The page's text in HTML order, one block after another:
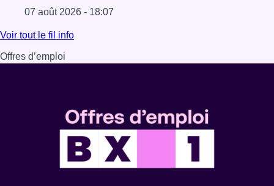
07 août 2026 - 18:07
Lire l'article Les Bruxellois respectent mieux les zones 30
Voir tout le fil info
Offres d’emploi